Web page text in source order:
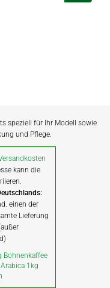
speziell für Ihr Modell sowie
und Pflege.
kann die
einen der
Lieferung
Bohnenkaffee
1kg